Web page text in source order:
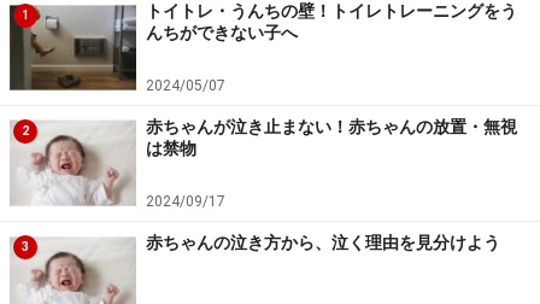
1
トイトレ・うんちの壁！トイレトレーニングをう
んちができない子へ
2024/05/07
2
赤ちゃんが泣き止まない！赤ちゃんの放置・無視
は禁物
2024/09/17
3 赤ちゃんの泣き方から、泣く理由を見分けよう